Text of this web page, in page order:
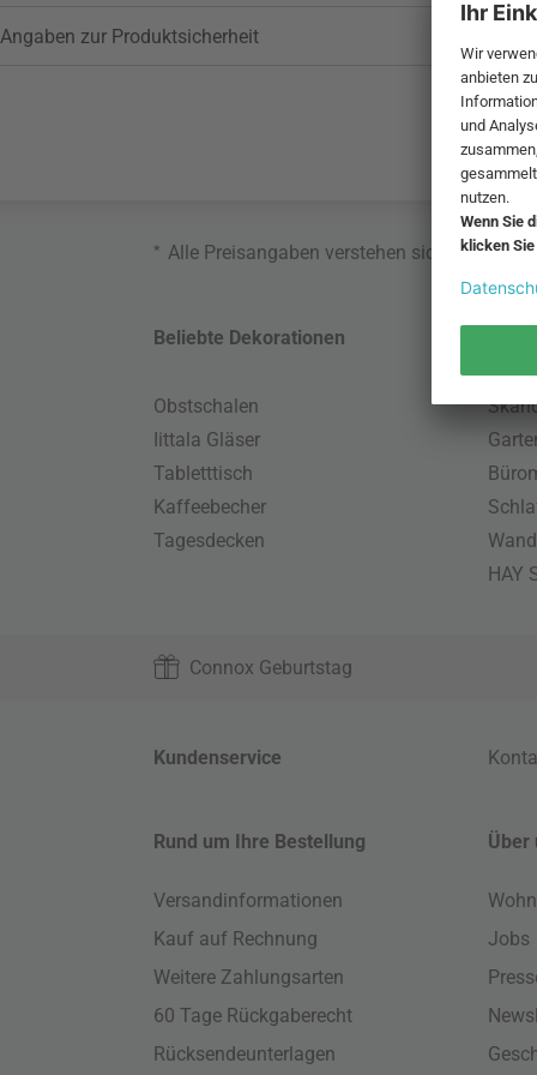
Angaben zur Produktsicherheit
* Alle Preisangaben verstehen sich inklusive
Beliebte Dekorationen
Obstschalen
Iittala Gläser
Tabletttisch
Kaffeebecher
Tagesdecken
HAY
Connox Geburtstag
Kundenservice
Rund um Ihre Bestellung
Versandinformationen
Kauf auf Rechnung
Weitere Zahlungsarten
60 Tage Rückgaberecht
Rücksendeunterlagen
Über
Jobs